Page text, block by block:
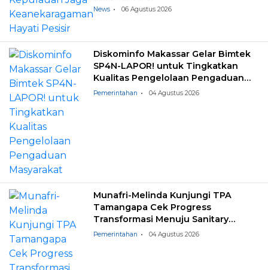
News 06 Agustus 2026
Diskominfo Makassar Gelar Bimtek
SP4N-LAPOR! untuk Tingkatkan
Kualitas Pengelolaan Pengaduan
Masyarakat
Pemerintahan 04 Agustus 2026
Munafri-Melinda Kunjungi TPA
Tamangapa Cek Progress
Transformasi Menuju Sanitary
Landfill
Pemerintahan 04 Agustus 2026